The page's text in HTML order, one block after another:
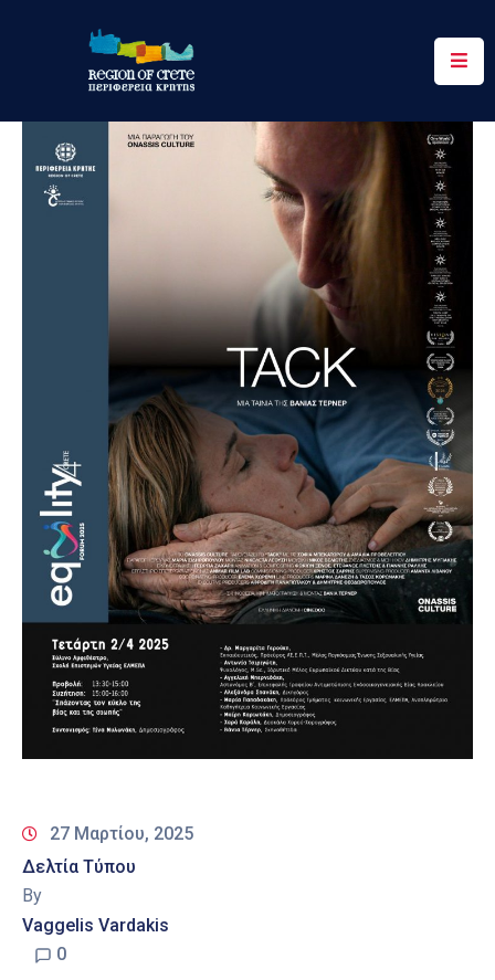
Περιφέρεια
Ενημέρωση
Έργα
27 Μαρτίου, 2025
Δελτία Τύπου
By
Vaggelis Vardakis
0